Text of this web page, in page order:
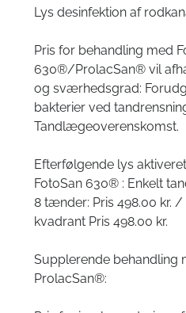
Lys desinfektion af
Pris for behandling med
630®/ProlacSan® vil
og sværhedsgrad:
bakterier ved
Tandlægeoverenskomst.
Efterfølgende lys
FotoSan 630® : Enkelt
8 tænder: Pris 498.00 kr.
kvadrant Pris 498.00 kr.
Supplerende behandling
ProlacSan®: